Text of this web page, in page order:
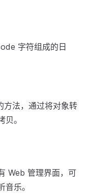
字符组成的日
方法，通过将对象转
。
Web 管理界面，可
乐。